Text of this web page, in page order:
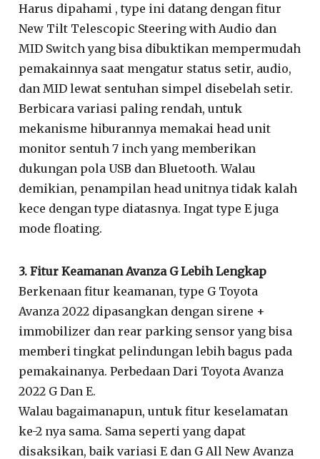
Harus dipahami , type ini datang dengan fitur
New Tilt Telescopic Steering with Audio dan
MID Switch yang bisa dibuktikan mempermudah
pemakainnya saat mengatur status setir, audio,
dan MID lewat sentuhan simpel disebelah setir.
Berbicara variasi paling rendah, untuk
mekanisme hiburannya memakai head unit
monitor sentuh 7 inch yang memberikan
dukungan pola USB dan Bluetooth. Walau
demikian, penampilan head unitnya tidak kalah
kece dengan type diatasnya. Ingat type E juga
mode floating.
3. Fitur Keamanan Avanza G Lebih Lengkap
Berkenaan fitur keamanan, type G Toyota
Avanza 2022 dipasangkan dengan sirene +
immobilizer dan rear parking sensor yang bisa
memberi tingkat pelindungan lebih bagus pada
pemakainanya. Perbedaan Dari Toyota Avanza
2022 G Dan E.
Walau bagaimanapun, untuk fitur keselamatan
ke-2 nya sama. Sama seperti yang dapat
disaksikan, baik variasi E dan G All New Avanza